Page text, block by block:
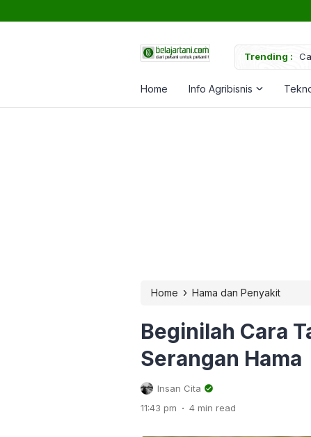
Trending :
Home Info Agribisnis
Home › Hama dan Penyakit
Beginilah Cara
Serangan Hama
Insan Cita
11:43 pm . 4 min read